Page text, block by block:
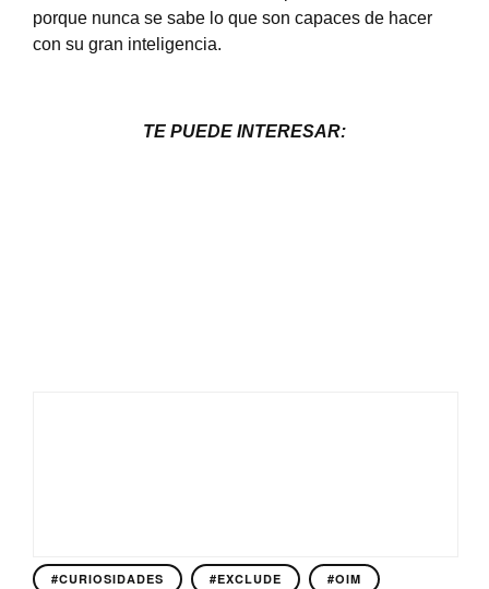
porque nunca se sabe lo que son capaces de hacer
con su gran inteligencia.
TE PUEDE INTERESAR:
#CURIOSIDADES #EXCLUDE #OIM